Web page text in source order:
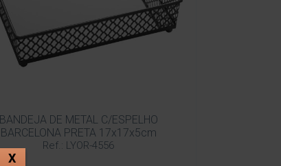
BANDEJA DE METAL C/ESPELHO
BARCELONA PRETA 17x17x5cm
Ref.: LYOR-4556
X